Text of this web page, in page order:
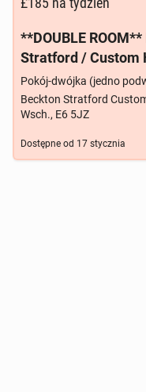
**DOUBLE
Stratford / Custom
Pokój-dwójka (jedno
Beckton Stratford
Wsch., E6 5JZ
Dostępne od 17 stycznia